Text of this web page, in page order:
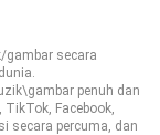
secara
penuh dan
Facebook,
secara percuma, dan